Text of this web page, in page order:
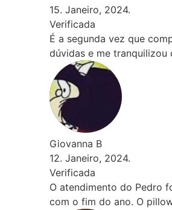
Store. O atendimento é muito
prazo de produção e entrega.
gentil e prestativo.
em fase de testes.